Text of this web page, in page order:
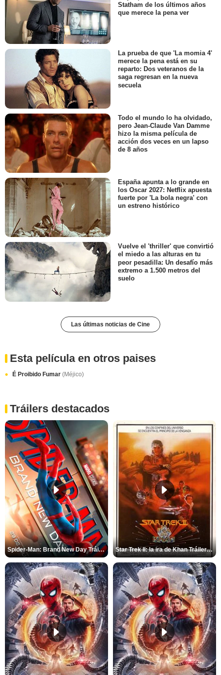
Statham de los últimos años
que merece la pena ver
La prueba de que 'La momia 4'
merece la pena está en su
reparto: Dos veteranos de la
saga regresan en la nueva
secuela
Todo el mundo lo ha olvidado,
pero Jean-Claude Van Damme
hizo la misma película de
acción dos veces en un lapso
de 8 años
España apunta a lo grande en
los Oscar 2027: Netflix apuesta
fuerte por 'La bola negra' con
un estreno histórico
Vuelve el 'thriller' que convirtió
el miedo a las alturas en tu
peor pesadilla: Un desafío más
extremo a 1.500 metros del
suelo
Las últimas noticias de Cine
Esta película en otros paises
É Proibido Fumar (Méjico)
Tráilers destacados
Spider-Man: Brand New Day Tráiler (3) Star Trek II: la ira de Khan Tráiler VO